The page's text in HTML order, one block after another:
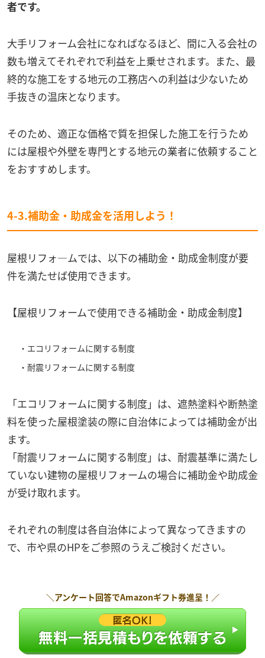
者です。
大手リフォーム会社になればなるほど、間に入る会社の
数も増えてそれぞれで利益を上乗せされます。また、最
終的な施工をする地元の工務店への利益は少ないため
手抜きの温床となります。
そのため、適正な価格で質を担保した施工を行うため
には屋根や外壁を専門とする地元の業者に依頼すること
をおすすめします。
4-3.補助金・助成金を活用しよう！
屋根リフォ―ムでは、以下の補助金・助成金制度が要
件を満たせば使用できます。
【屋根リフォームで使用できる補助金・助成金制度】
・エコリフォームに関する制度
・耐震リフォームに関する制度
「エコリフォームに関する制度」は、遮熱塗料や断熱塗
料を使った屋根塗装の際に自治体によっては補助金が出
ます。
「耐震リフォームに関する制度」は、耐震基準に満たし
ていない建物の屋根リフォームの場合に補助金や助成金
が受け取れます。
それぞれの制度は各自治体によって異なってきますの
で、市や県のHPをご参照のうえご検討ください。
＼アンケート回答でAmazonギフト券進呈！／